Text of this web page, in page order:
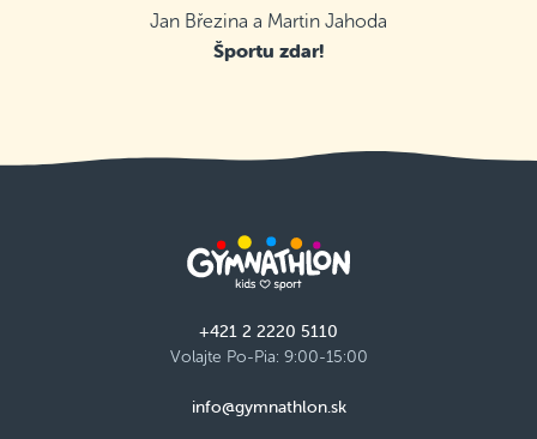
Jan Březina a Martin Jahoda
Športu zdar!
+421 2 2220 5110
Volajte Po-Pia: 9:00-15:00
info@gymnathlon.sk